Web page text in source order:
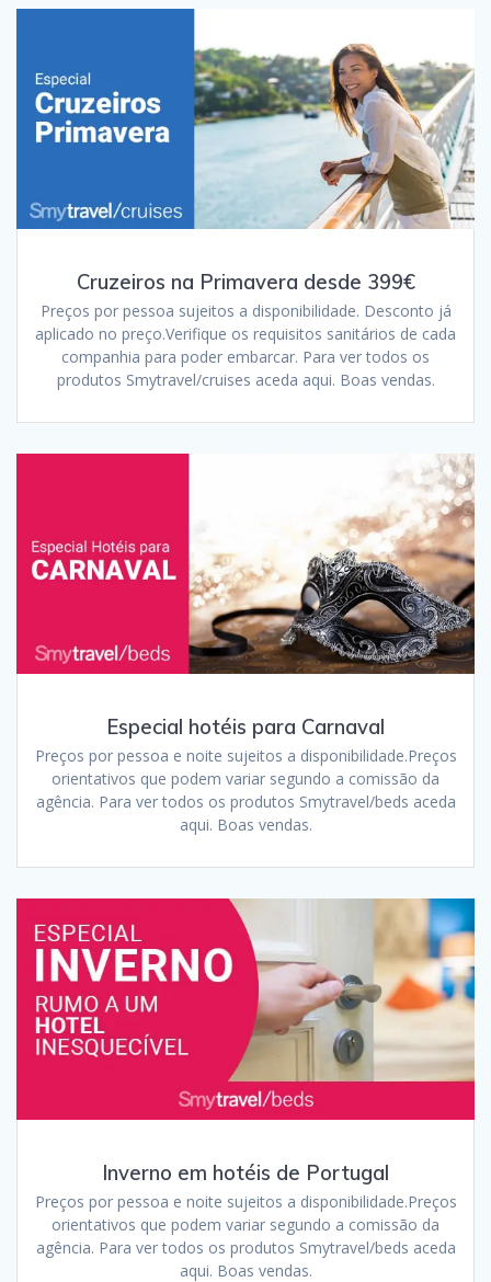
Cruzeiros na Primavera desde 399€
Preços por pessoa sujeitos a disponibilidade. Desconto já
aplicado no preço.Verifique os requisitos sanitários de cada
companhia para poder embarcar. Para ver todos os
produtos Smytravel/cruises aceda aqui. Boas vendas.
Especial hotéis para Carnaval
Preços por pessoa e noite sujeitos a disponibilidade.Preços
orientativos que podem variar segundo a comissão da
agência. Para ver todos os produtos Smytravel/beds aceda
aqui. Boas vendas.
Inverno em hotéis de Portugal
Preços por pessoa e noite sujeitos a disponibilidade.Preços
orientativos que podem variar segundo a comissão da
agência. Para ver todos os produtos Smytravel/beds aceda
aqui. Boas vendas.